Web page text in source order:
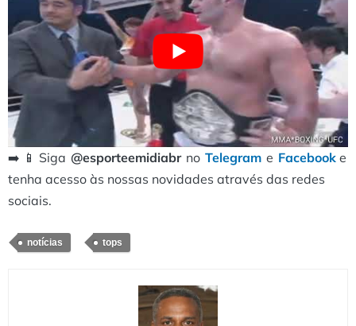
➡️ 📱 Siga @esporteemidiabr no Telegram e Facebook e
tenha acesso às nossas novidades através das redes
sociais.
notícias tops